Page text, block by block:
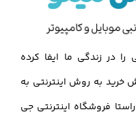
در زندگی ما ایفا کرده
به روش اینترنتی به
فروشگاه اینترنتی جی